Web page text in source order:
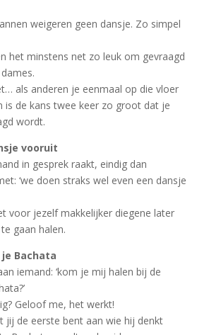
weigeren geen dansje. Zo simpel
het minstens net zo leuk om gevraagd
als anderen je eenmaal op die vloer
is de kans twee keer zo groot dat je
wordt.
vooruit
in gesprek raakt, eindig dan
‘we doen straks wel even een dansje
voor jezelf makkelijker diegene later
gaan halen.
je Bachata
iemand: ‘kom je mij halen bij de
Geloof me, het werkt!
jij de eerste bent aan wie hij denkt